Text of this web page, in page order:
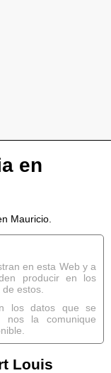
en
Mauricio.
en esta Web y a
producir en los
estos.
los datos que se
nos la comunique
Louis